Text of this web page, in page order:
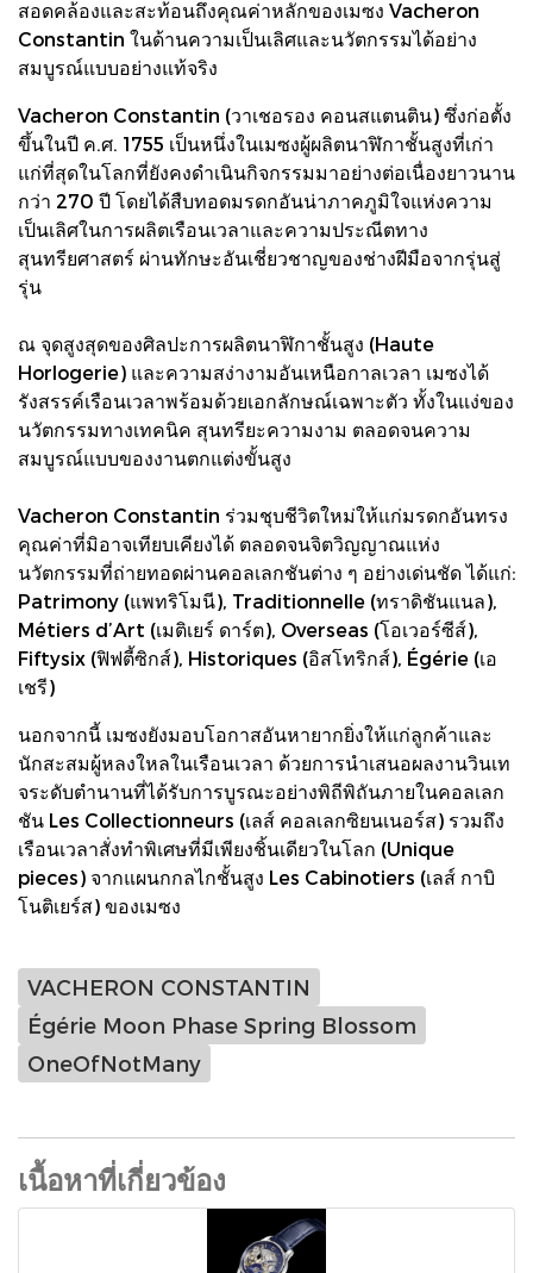
สอดคล้องและสะท้อนถึงคุณค่าหลักของเมซง Vacheron
Constantin ในด้านความเป็นเลิศและนวัตกรรมได้อย่าง
สมบูรณ์แบบอย่างแท้จริง
Vacheron Constantin (วาเชอรอง คอนสแตนติน) ซึ่งก่อตั้ง
ขึ้นในปี ค.ศ. 1755 เป็นหนึ่งในเมซงผู้ผลิตนาฬิกาชั้นสูงที่เก่า
แก่ที่สุดในโลกที่ยังคงดำเนินกิจกรรมมาอย่างต่อเนื่องยาวนาน
กว่า 270 ปี โดยได้สืบทอดมรดกอันน่าภาคภูมิใจแห่งความ
เป็นเลิศในการผลิตเรือนเวลาและความประณีตทาง
สุนทรียศาสตร์ ผ่านทักษะอันเชี่ยวชาญของช่างฝีมือจากรุ่นสู่
รุ่น
ณ จุดสูงสุดของศิลปะการผลิตนาฬิกาชั้นสูง (Haute
Horlogerie) และความสง่างามอันเหนือกาลเวลา เมซงได้
รังสรรค์เรือนเวลาพร้อมด้วยเอกลักษณ์เฉพาะตัว ทั้งในแง่ของ
นวัตกรรมทางเทคนิค สุนทรียะความงาม ตลอดจนความ
สมบูรณ์แบบของงานตกแต่งขั้นสูง
Vacheron Constantin ร่วมชุบชีวิตใหม่ให้แก่มรดกอันทรง
คุณค่าที่มิอาจเทียบเคียงได้ ตลอดจนจิตวิญญาณแห่ง
นวัตกรรมที่ถ่ายทอดผ่านคอลเลกชันต่าง ๆ อย่างเด่นชัด ได้แก่:
Patrimony (แพทริโมนี), Traditionnelle (ทราดิชันแนล),
Métiers d’Art (เมติเยร์ ดาร์ต), Overseas (โอเวอร์ซีส์),
Fiftysix (ฟิฟตี้ซิกส์), Historiques (อิสโทริกส์), Égérie (เอ
เชรี)
นอกจากนี้ เมซงยังมอบโอกาสอันหายากยิ่งให้แก่ลูกค้าและ
นักสะสมผู้หลงใหลในเรือนเวลา ด้วยการนำเสนอผลงานวินเท
จระดับตำนานที่ได้รับการบูรณะอย่างพิถีพิถันภายในคอลเลก
ชัน Les Collectionneurs (เลส์ คอลเลกซิยนเนอร์ส) รวมถึง
เรือนเวลาสั่งทำพิเศษที่มีเพียงชิ้นเดียวในโลก (Unique
pieces) จากแผนกกลไกชั้นสูง Les Cabinotiers (เลส์ กาบิ
โนติเยร์ส) ของเมซง
VACHERON CONSTANTIN
Égérie Moon Phase Spring Blossom
OneOfNotMany
เนื้อหาที่เกี่ยวข้อง